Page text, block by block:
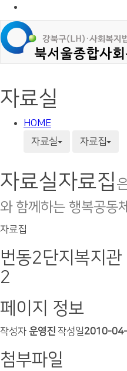
자료실
HOME
자료실
자료집
자료실자료집
와 함께하는 행복공동
자료집
번동2단지복지
2
페이지 정보
작성자 운영진 작성일2010-
첨부파일